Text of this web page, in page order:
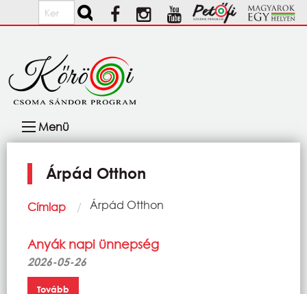
Ugrás a tartalomra
Keresés
navigáció
Menü
Árpád Otthon
Morzsa
Címlap Current:
Árpád Otthon
Anyák napi ünnepség
2026-05-26
Tovább